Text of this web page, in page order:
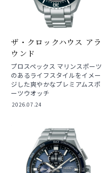
ザ・クロックハウス アラ
ウンド
プロスペックス マリンスポーツ
のあるライフスタイルをイメー
ジした爽やかなプレミアムスポ
ーツウオッチ
2026.07.24